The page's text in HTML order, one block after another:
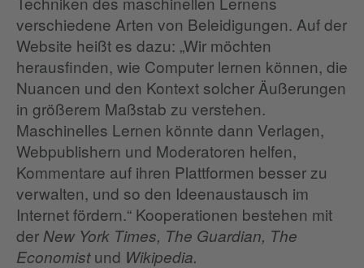
verschiedene Arten von Beleidigungen. Auf der
Website heißt es dazu: „Wir möchten
herausfinden, wie Computer lernen können, die
Nuancen und den Kontext solcher Äußerungen
in größerem Maßstab zu verstehen.
Maschinelles Lernen könnte dann Verlagen,
Webpublishern und Moderatoren helfen,
Kommentare auf ihren Plattformen besser zu
verwalten, und so den Ideenaustausch im
Internet fördern.“ Kooperationen bestehen mit
der New York Times, The Guardian, The
Economistund Wikipedia.